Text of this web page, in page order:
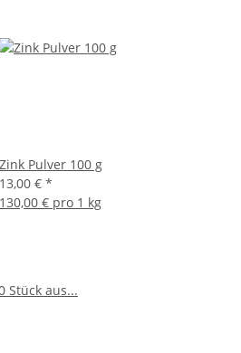
Zink Pulver 100 g
13,00 € *
130,00 € pro 1 kg